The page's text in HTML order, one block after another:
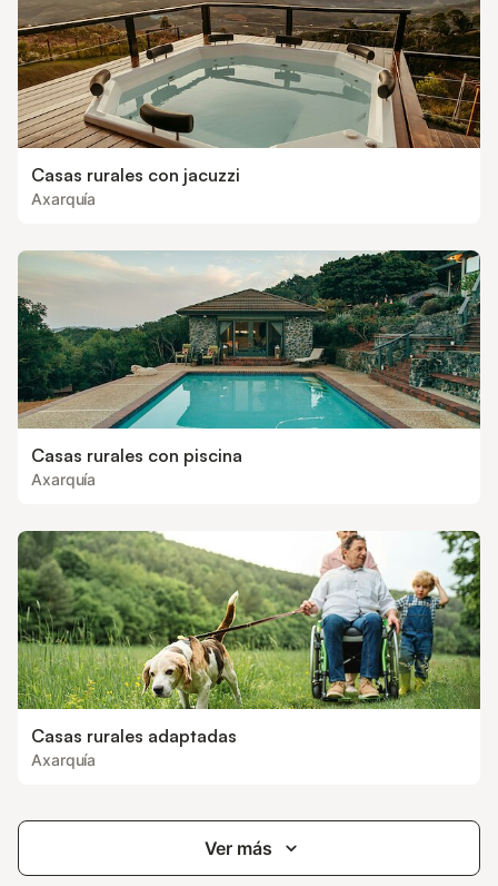
Casas rurales con jacuzzi
Axarquía
Casas rurales con piscina
Axarquía
Casas rurales adaptadas
Axarquía
Ver más